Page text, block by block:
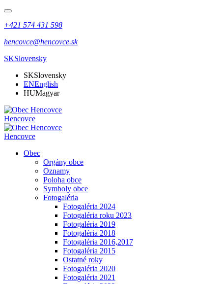
+421 574 431 598
hencovce@hencovce.sk
SKSlovensky
SKSlovensky
ENEnglish
HUMagyar
Hencovce
Hencovce
Obec
Orgány obce
Oznamy
Poloha obce
Symboly obce
Fotogaléria
Fotogaléria 2024
Fotogaléria roku 2023
Fotogaléria 2019
Fotogaléria 2018
Fotogaléria 2016,2017
Fotogaléria 2015
Ostatné roky
Fotogaléria 2020
Fotogaléria 2021